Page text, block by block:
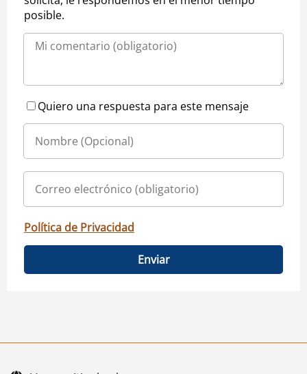
posible.
Quiero una respuesta para este mensaje
Política de Privacidad
Enviar